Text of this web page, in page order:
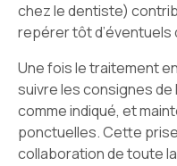
chez le dentiste)
repérer tôt
Une fois le traitement
suivre les consignes de
comme indiqué, et
ponctuelles. Cette
collaboration de toute